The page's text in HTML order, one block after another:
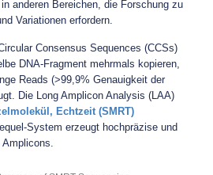
anderen Bereichen, die Forschung zu
Variationen erfordern.
Consensus Sequences (CCSs)
DNA-Fragment mehrmals kopieren,
Reads (>99,9% Genauigkeit der
Die Long Amplicon Analysis (LAA)
Echtzeit (SMRT)
System erzeugt hochpräzise und